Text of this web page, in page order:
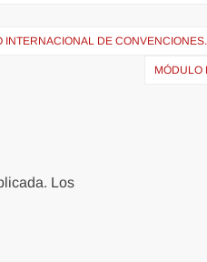
INTERNACIONAL DE CONVENCIONES.
MÓDULO
Los